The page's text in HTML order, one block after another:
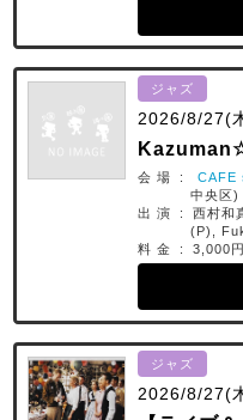
ジャズ
2026/8/27(
会 場 : CAFE
中央区)
出 演 : 西村和
(P),
料 金 : 3,000円
ジャズ
2026/8/27(